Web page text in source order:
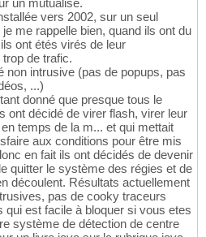
vers 2002, sur un seul
me rappelle bien, quand ils ont du
ont étés virés de leur
de trafic.
non intrusive (pas de popups, pas
...)
donné que presque tous le
ont décidé de virer flash, virer leur
temps de la m... et qui mettait
aux conditions pour être mis
en fait ils ont décidés de devenir
quitter le système des régies et de
découlent. Résultats actuellement
pas de cooky traceurs
qui est facile à bloquer si vous etes
système de détection de centre